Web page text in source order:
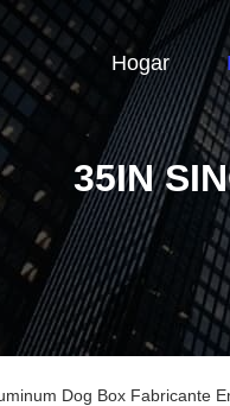
Hogar
35IN
Dog Box Fabricante